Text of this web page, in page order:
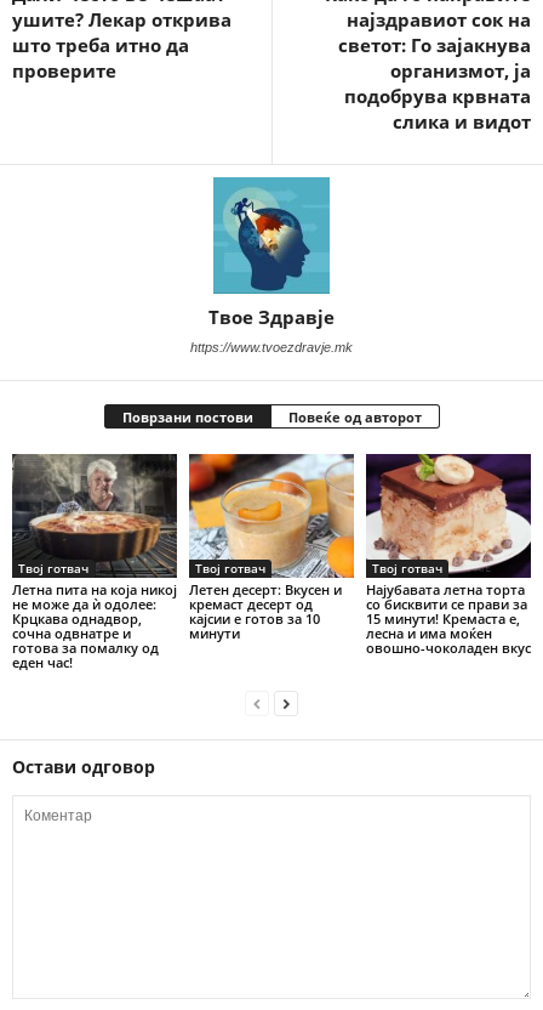
ушите? Лекар открива
што треба итно да
проверите
најздравиот сок на
светот: Го зајакнува
организмот, ја
подобрува крвната
слика и видот
Твое Здравје
https://www.tvoezdravje.mk
Поврзани постови Повеќе од авторот
Твој готвач
Летна пита на која никој
не може да ѝ одолее:
Крцкава однадвор,
сочна одвнатре и
готова за помалку од
еден час!
Твој готвач
Летен десерт: Вкусен и
кремаст десерт од
кајсии е готов за 10
минути
Твој готвач
Најубавата летна торта
со бисквити се прави за
15 минути! Кремаста е,
лесна и има моќен
овошно-чоколаден вкус
Остави одговор